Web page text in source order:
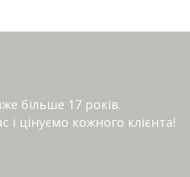
більше 17 років.
цінуємо кожного клієнта!